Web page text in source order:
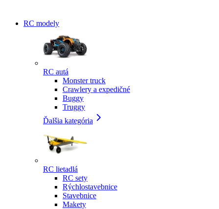
RC modely
RC autá
Monster truck
Crawlery a expedičné
Buggy
Truggy
Ďalšia kategória
RC lietadlá
RC sety
Rýchlostavebnice
Stavebnice
Makety